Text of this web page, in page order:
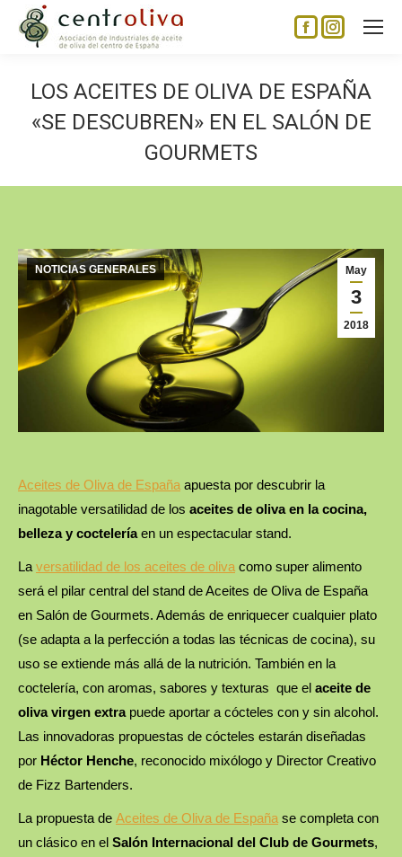
Facebook
opens
new
Instagram
opens
new
LOS ACEITES DE OLIVA DE ESPAÑA
«SE DESCUBREN» EN EL SALÓN DE
GOURMETS
May
3
2018
NOTICIAS GENERALES
Aceites de Oliva de España apuesta por descubrir la
inagotable versatilidad de los aceites de oliva en la cocina,
belleza y cocteleríaen un espectacular stand.
La versatilidad de los aceites de oliva como super alimento
será el pilar central del stand de Aceites de Oliva de España
en Salón de Gourmets. Además de enriquecer cualquier plato
(se adapta a la perfección a todas las técnicas de cocina), su
uso se extiende más allá de la nutrición. También en la
coctelería, con aromas, sabores y texturas que el aceite de
oliva virgen extrapuede aportar a cócteles con y sin alcohol.
Las innovadoras propuestas de cócteles estarán diseñadas
por Héctor Henche, reconocido mixólogo y Director Creativo
de Fizz Bartenders.
La propuesta de Aceites de Oliva de España se completa con
un clásico en el Salón Internacional del Club de Gourmets,